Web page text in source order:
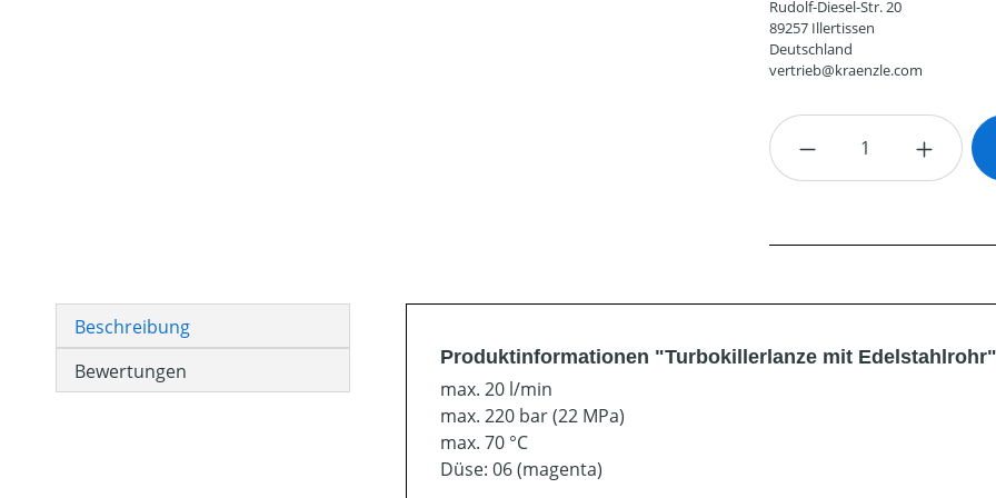
Rudolf-Diesel-Str. 20
89257 Illertissen
Deutschland
vertrieb@kraenzle.com
Produkt Anzahl:
Beschreibung
Bewertungen
Produktinformationen "Turbokillerlanze mit Edelstahlrohr"
max. 20 l/min
max. 220 bar (22 MPa)
max. 70 °C
Düse: 06 (magenta)